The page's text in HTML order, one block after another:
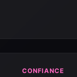
CONFIANCE